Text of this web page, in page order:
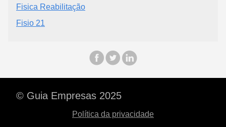
Fisica Reabilitação
Fisio 21
© Guia Empresas 2025
Política da privacidade